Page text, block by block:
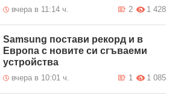
вчера в 11:14 ч. 1 428
2
Samsung постави рекорд и в
Европа с новите си сгъваеми
устройства
вчера в 10:01 ч. 1 085
1